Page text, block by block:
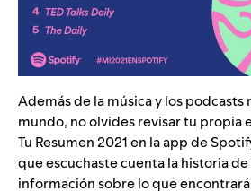
Además de la música y los podcasts
mundo, no olvides revisar tu propia
Tu Resumen 2021 en la app de
que escuchaste cuenta la historia
información sobre lo que